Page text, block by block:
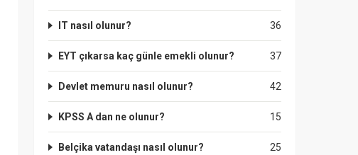
36
IT nasıl olunur?
37
EYT çıkarsa kaç günle emekli olunur?
42
Devlet memuru nasıl olunur?
15
KPSS A dan ne olunur?
25
Belçika vatandaşı nasıl olunur?